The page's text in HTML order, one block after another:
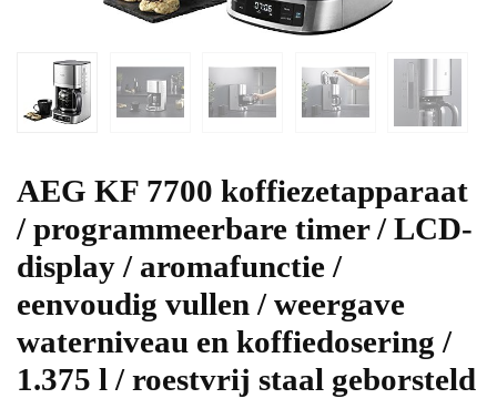
AEG KF 7700 koffiezetapparaat
/ programmeerbare timer / LCD-
display / aromafunctie /
eenvoudig vullen / weergave
waterniveau en koffiedosering /
1.375 l / roestvrij staal geborsteld